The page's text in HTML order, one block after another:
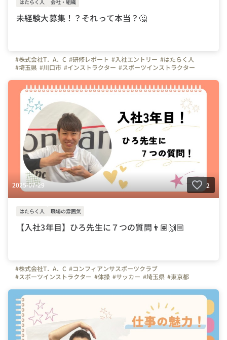
はたらく人 会社・組織
未経験大募集！？それって本当？🤔
#株式会社T．A．C #研修レポート #入社エントリー #はたらく人
#埼玉県 #川口市 #インストラクター #スポーツインストラクター
#未経験 #研修
2025-07-29 2
はたらく人 職場の雰囲気
【入社3年目】ひろ先生に７つの質問👨🏽🙌🏼
#株式会社T．A．C #コンフィアンサスポーツクラブ
#スポーツインストラクター #体操 #サッカー #埼玉県 #東京都
#はたらく人 #インタビュー #社員紹介 #幼児体育 #体操の先生